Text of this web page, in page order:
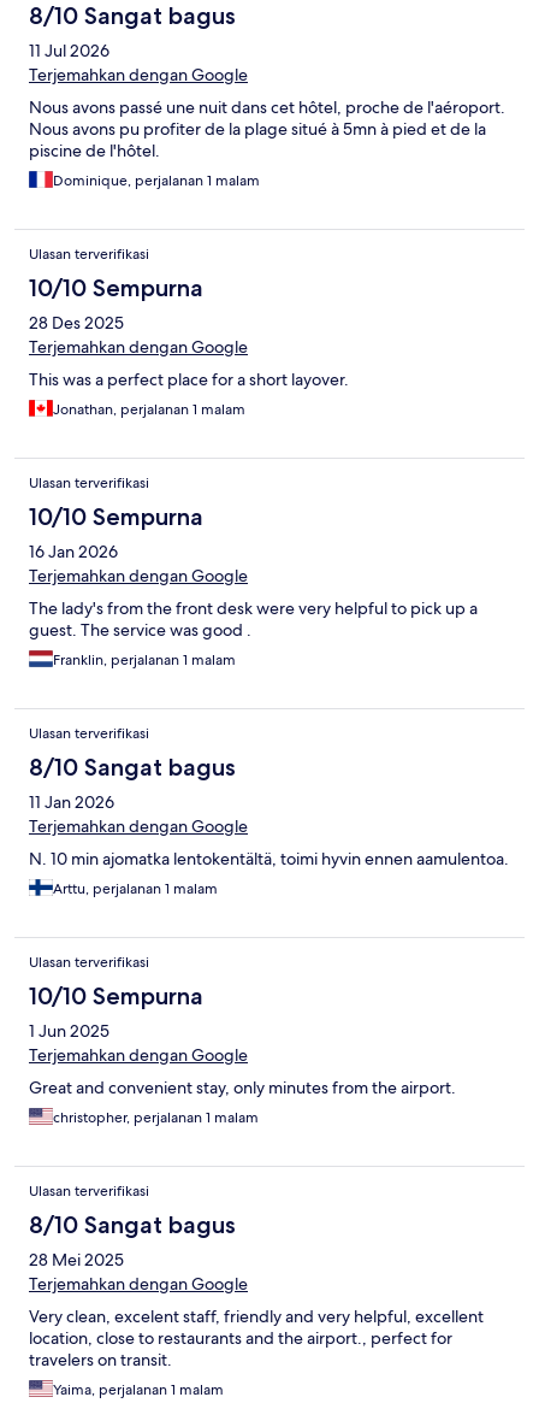
8/10 Sangat bagus
11 Jul 2026
Terjemahkan dengan Google
Nous avons passé une nuit dans cet hôtel, proche de l'aéroport.
Nous avons pu profiter de la plage situé à 5mn à pied et de la
piscine de l'hôtel.
Dominique, perjalanan 1 malam
Ulasan terverifikasi
10/10 Sempurna
28 Des 2025
Terjemahkan dengan Google
This was a perfect place for a short layover.
Jonathan, perjalanan 1 malam
Ulasan terverifikasi
10/10 Sempurna
16 Jan 2026
Terjemahkan dengan Google
The lady's from the front desk were very helpful to pick up a
guest. The service was good .
Franklin, perjalanan 1 malam
Ulasan terverifikasi
8/10 Sangat bagus
11 Jan 2026
Terjemahkan dengan Google
N. 10 min ajomatka lentokentältä, toimi hyvin ennen aamulentoa.
Arttu, perjalanan 1 malam
Ulasan terverifikasi
10/10 Sempurna
1 Jun 2025
Terjemahkan dengan Google
Great and convenient stay, only minutes from the airport.
christopher, perjalanan 1 malam
Ulasan terverifikasi
8/10 Sangat bagus
28 Mei 2025
Terjemahkan dengan Google
Very clean, excelent staff, friendly and very helpful, excellent
location, close to restaurants and the airport., perfect for
travelers on transit.
Yaima, perjalanan 1 malam